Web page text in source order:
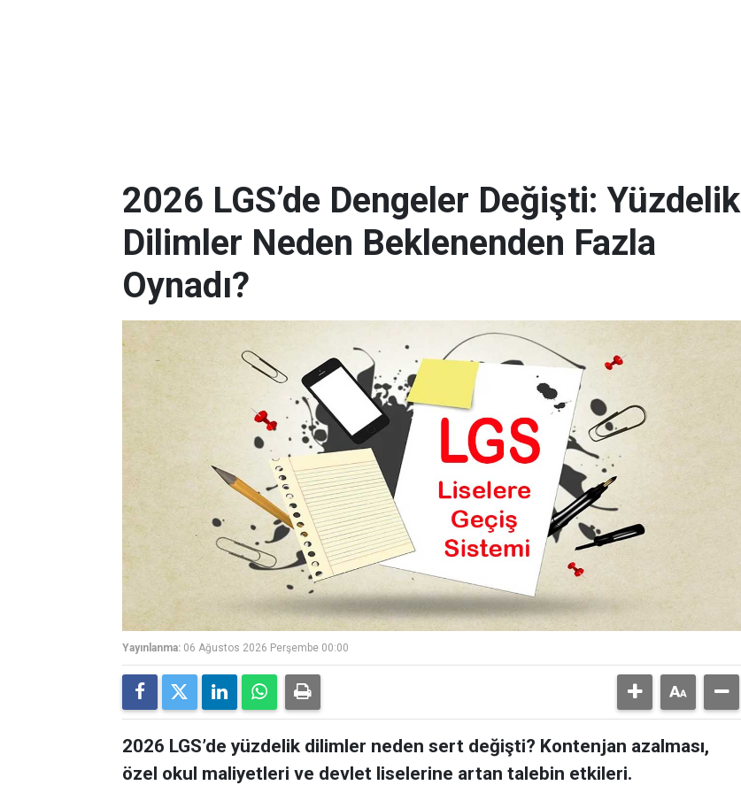
2026 LGS’de Dengeler Değişti: Yüzdelik
Dilimler Neden Beklenenden Fazla
Oynadı?
Yayınlanma: 06 Ağustos 2026 Perşembe 00:00
2026 LGS’de yüzdelik dilimler neden sert değişti? Kontenjan azalması,
özel okul maliyetleri ve devlet liselerine artan talebin etkileri.